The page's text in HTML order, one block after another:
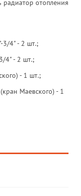
радиатор отопления
3/4" - 2 шт.;
4" - 2 шт.;
- 1 шт.;
Маевского) - 1